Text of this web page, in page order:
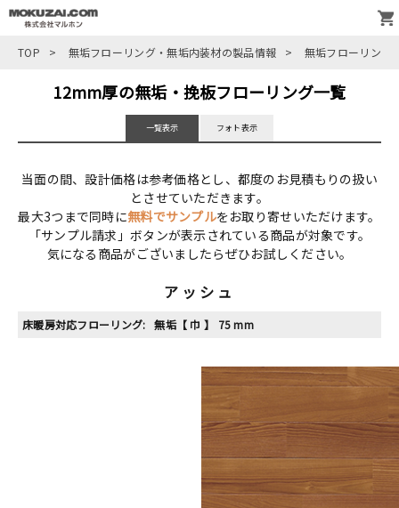
TOP > 無垢フローリング・無垢内装材の製品情報 > 無垢フローリング
12mm厚の無垢・挽板フローリング一覧
一覧表示 フォト表示
当面の間、設計価格は参考価格とし、都度のお見積もりの扱い
とさせていただきます。
最大3つまで同時に無料でサンプルをお取り寄せいただけます。
「サンプル請求」ボタンが表示されている商品が対象です。
気になる商品がございましたらぜひお試しください。
アッシュ
床暖房対応フローリング: 無垢【 巾 】 75 mm